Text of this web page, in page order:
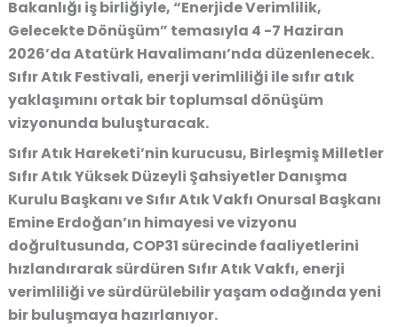
Bakanlığı iş birliğiyle, “Enerjide Verimlilik,
Gelecekte Dönüşüm” temasıyla 4 -7 Haziran
2026’da Atatürk Havalimanı’nda düzenlenecek.
Sıfır Atık Festivali, enerji verimliliği ile sıfır atık
yaklaşımını ortak bir toplumsal dönüşüm
vizyonunda buluşturacak.
Sıfır Atık Hareketi’nin kurucusu, Birleşmiş Milletler
Sıfır Atık Yüksek Düzeyli Şahsiyetler Danışma
Kurulu Başkanı ve Sıfır Atık Vakfı Onursal Başkanı
Emine Erdoğan’ın himayesi ve vizyonu
doğrultusunda, COP31 sürecinde faaliyetlerini
hızlandırarak sürdüren Sıfır Atık Vakfı, enerji
verimliliği ve sürdürülebilir yaşam odağında yeni
bir buluşmaya hazırlanıyor.